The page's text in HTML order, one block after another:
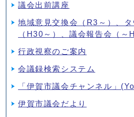
議会出前講座
地域意見交換会（R3～）、
（H30～）、議会報告会（～
行政視察のご案内
会議録検索システム
「伊賀市議会チャンネル」
伊賀市議会だより